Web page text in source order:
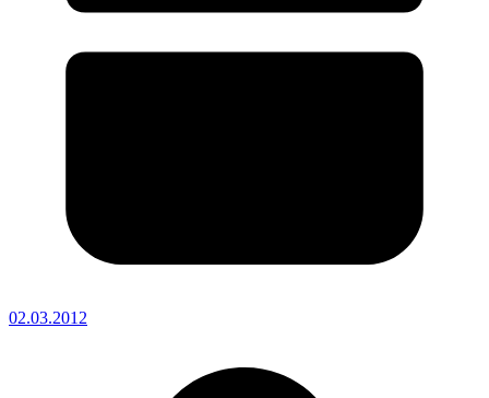
02.03.2012